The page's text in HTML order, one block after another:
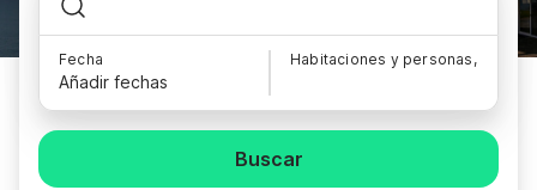
Fecha
Añadir fechas
Habitaciones y personas,
Buscar